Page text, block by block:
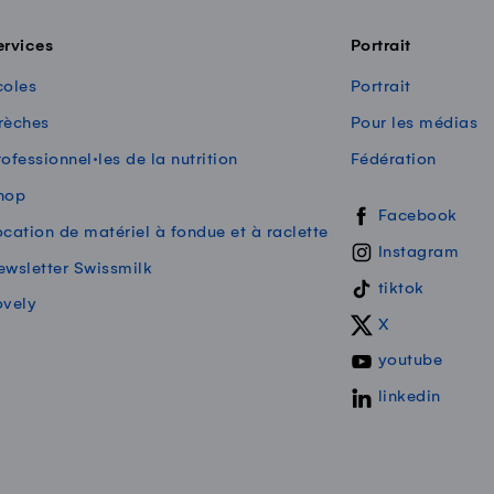
de la nutrition
de matériel à fondue et à raclette
Swissmilk
Portrait
Portrait
Pour les médias
Fédération
Swissmilk sur les
Facebook
Instagram
tiktok
X
youtube
linkedin